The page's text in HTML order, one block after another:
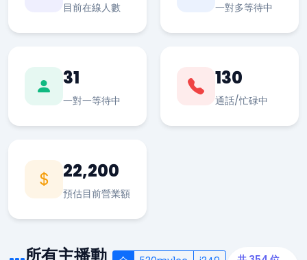
目前在線人數 一對多等待中
31
一對一等待中
130
通話/忙碌中
22,200
預估目前營業額